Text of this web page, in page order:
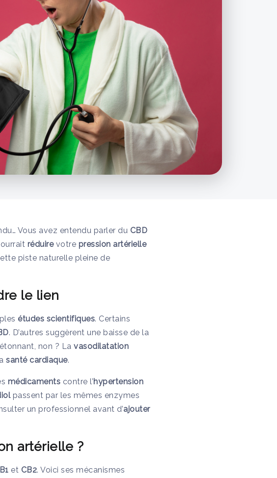
Vous avez entendu parler du CBD
réduirevotre pression artérielle
piste naturelle pleine de
le lien
études scientifiques. Certains
. D’autres suggèrent une baisse de la
étonnant, non ? Lavasodilatation
santé cardiaque.
médicaments contre l’hypertension
passent par les mêmes enzymes
un professionnel avant d’ajouter
artérielle ?
et CB2. Voici ses mécanismes